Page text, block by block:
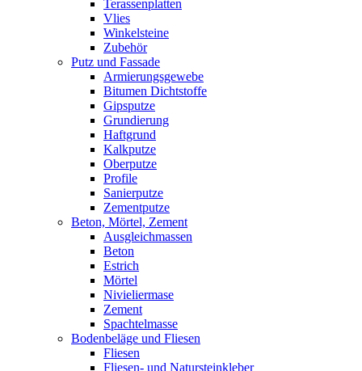
Terassenplatten
Vlies
Winkelsteine
Zubehör
Putz und Fassade
Armierungsgewebe
Bitumen Dichtstoffe
Gipsputze
Grundierung
Haftgrund
Kalkputze
Oberputze
Profile
Sanierputze
Zementputze
Beton, Mörtel, Zement
Ausgleichmassen
Beton
Estrich
Mörtel
Nivieliermase
Zement
Spachtelmasse
Bodenbeläge und Fliesen
Fliesen
Fliesen- und Natursteinkleber